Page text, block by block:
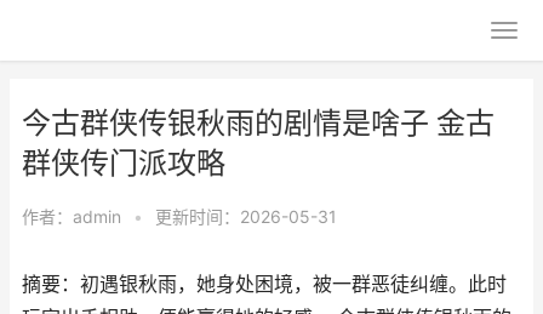
今古群侠传银秋雨的剧情是啥子 金古
群侠传门派攻略
作者： admin • 更新时间：2026-05-31
摘要：初遇银秋雨，她身处困境，被一群恶徒纠缠。此时